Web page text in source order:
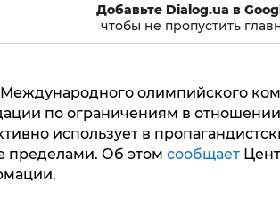
Добавьте Dialog.ua в
чтобы не пропустить
олимпийского
по ограничениям в
использует в
пределами. Об этом сообщает